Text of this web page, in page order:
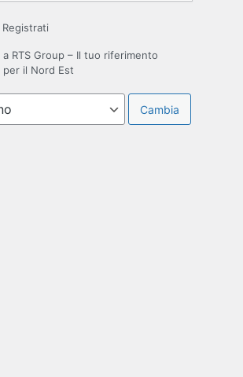
Registrati
RTS Group – Il tuo riferimento
per il Nord Est